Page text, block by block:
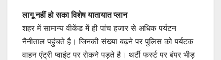
लागू नहीं हो सका विशेष यातायात प्लान
शहर में सामान्य वीकेंड में ही पांच हजार से अधिक पर्यटन
नैनीताल पहुंचते है। जिनकी संख्या बढ़ने पर पुलिस को पर्यटक
वाहन एंट्री प्वाइंट पर रोकने पड़ते है। थर्टी फर्स्ट पर बंपर भीड़